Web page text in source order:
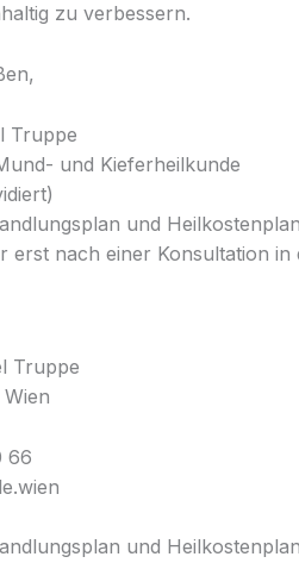
zu verbessern.
Truppe
und Kieferheilkunde
und
erst nach einer Konsultation in
Truppe
66
und